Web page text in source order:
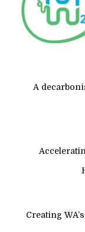
A
Creating